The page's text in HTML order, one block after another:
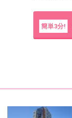
簡単3分!